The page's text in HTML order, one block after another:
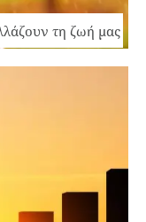
τη ζωή μας